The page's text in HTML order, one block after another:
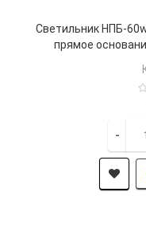
Светильник НПБ-
прямое
-